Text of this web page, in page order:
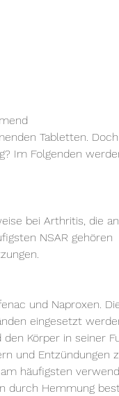
Im Folgenden
bei Arthritis, die
NSAR gehören
und Naproxen.
eingesetzt
Körper in seiner
und Entzündungen
häufigsten
durch Hemmung